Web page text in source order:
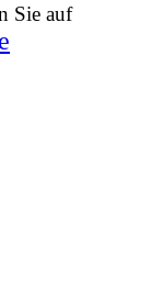
Sie auf